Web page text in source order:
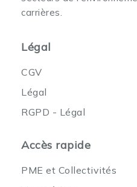
carrières.
Légal
CGV
Légal
RGPD - Légal
Accès rapide
PME et Collectivités